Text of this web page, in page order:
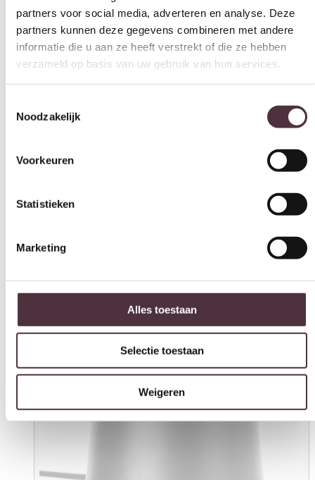
partners voor social media, adverteren en analyse. Deze
partners kunnen deze gegevens combineren met andere
informatie die u aan ze heeft verstrekt of die ze hebben
verzameld op basis van uw gebruik van hun services.
Noodzakelijk
Voorkeuren
Statistieken
Marketing
Alles toestaan
Selectie toestaan
Weigeren